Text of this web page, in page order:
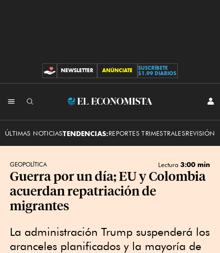
CONTRIBUCIONES
NEWSLETTER ANÚNCIATE
SUSCRÍBETE
$1.99 DIARIOS
El
ÚLTIMAS NOTICIASTENDENCIAS:REPORTES TRIMESTRALESREVISIÓN
GEOPOLÍTICA Lectura 3:00 min
Guerra por un día; EU y Colombia
acuerdan repatriación de
migrantes
La administración Trump suspenderá los
aranceles planificados y la mayoría de